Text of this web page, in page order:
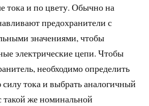
тока и по цвету. Обычно на
предохранители с
значениями, чтобы
электрические цепи. Чтобы
необходимо определить
тока и выбрать аналогичный
такой же номинальной